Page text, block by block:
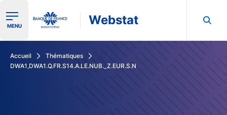
Ouvrir le menu de navigation
MENU Webstat
Accueil
Thématiques
DWA1,DWA1.Q.FR.S14.A.LE.NUB._Z.EUR.S.N